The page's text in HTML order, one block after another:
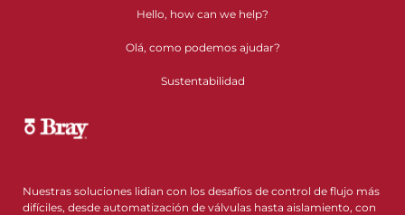
Hello, how can we help?
Olá, como podemos ajudar?
Sustentabilidad
Nuestras soluciones lidian con los desafíos de control de flujo más
difíciles, desde automatización de válvulas hasta aislamiento, con